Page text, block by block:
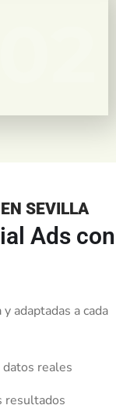
de
o
por cargos,
SEVILLA
Ads con
adaptadas a cada
reales
resultados